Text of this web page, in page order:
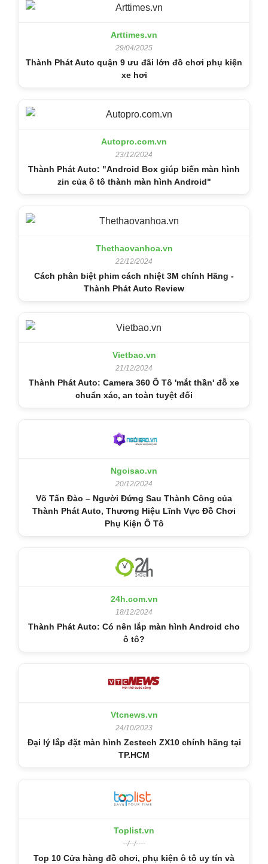
Arttimes.vn
29/04/2025
Thành Phát Auto quận 9 ưu đãi lớn đồ chơi phụ kiện
xe hơi
Autopro.com.vn
23/12/2024
Thành Phát Auto: "Android Box giúp biến màn hình
zin của ô tô thành màn hình Android"
Thethaovanhoa.vn
22/12/2024
Cách phân biệt phim cách nhiệt 3M chính Hãng -
Thành Phát Auto Review
Vietbao.vn
21/12/2024
Thành Phát Auto: Camera 360 Ô Tô 'mắt thần' đỗ xe
chuẩn xác, an toàn tuyệt đối
Ngoisao.vn
20/12/2024
Võ Tấn Đào – Người Đứng Sau Thành Công của
Thành Phát Auto, Thương Hiệu Lĩnh Vực Đồ Chơi
Phụ Kiện Ô Tô
24h.com.vn
18/12/2024
Thành Phát Auto: Có nên lắp màn hình Android cho
ô tô?
Vtcnews.vn
24/10/2023
Đại lý lắp đặt màn hình Zestech ZX10 chính hãng tại
TP.HCM
Toplist.vn
--/--/----
Top 10 Cửa hàng đồ chơi, phụ kiện ô tô uy tín và